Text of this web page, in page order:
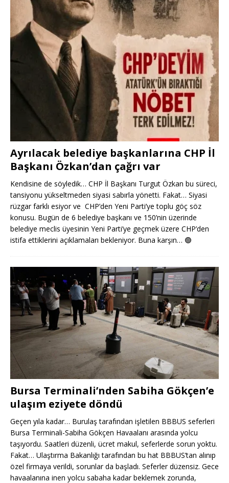
Ayrılacak belediye başkanlarına CHP İl
Başkanı Özkan’dan çağrı var
Kendisine de söyledik… CHP İl Başkanı Turgut Özkan bu süreci,
tansiyonu yükseltmeden siyasi sabırla yönetti. Fakat… Siyasi
rüzgar farklı esiyor ve CHP’den Yeni Parti’ye toplu göç söz
konusu. Bugün de 6 belediye başkanı ve 150’nin üzerinde
belediye meclis üyesinin Yeni Parti’ye geçmek üzere CHP’den
istifa ettiklerini açıklamaları bekleniyor. Buna karşın… 🟢
Bursa Terminali’nden Sabiha Gökçen’e
ulaşım eziyete döndü
Geçen yıla kadar… Burulaş tarafından işletilen BBBUS seferleri
Bursa Terminali-Sabiha Gökçen Havaalanı arasında yolcu
taşıyordu. Saatleri düzenli, ücret makul, seferlerde sorun yoktu.
Fakat… Ulaştırma Bakanlığı tarafından bu hat BBBUS’tan alınıp
özel firmaya verildi, sorunlar da başladı. Seferler düzensiz. Gece
havaalanına inen yolcu sabaha kadar beklemek zorunda,